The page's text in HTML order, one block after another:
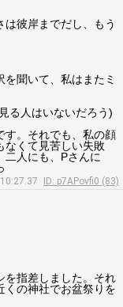
は彼岸までだし、もう
聞いて、私はまたミ
る人はいないだろう)
す。それでも、私の顔
なくて見苦しい失敗
二人にも、Pさんに
ID: p7APovfi0 (83)
を指差しました。それ
くの神社でお盆祭りを